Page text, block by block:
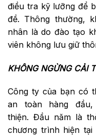
điều tra kỹ lưỡng để
đề. Thông thường,
nhân là do đào tạo
viên không lưu giữ
KHÔNG NGỪNG CẢI
Công ty của bạn có
an toàn hàng
thiện. Đầu năm là
chương trình hiện tại